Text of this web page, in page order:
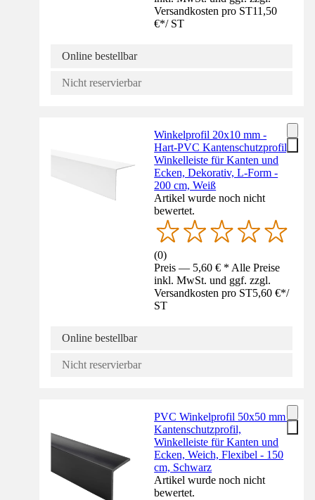
Versandkosten pro ST11,50
€*/ ST
Online bestellbar
Nicht reservierbar
Winkelprofil 20x10 mm -
Hart-PVC Kantenschutzprofil,
Winkelleiste für Kanten und
Ecken, Dekorativ, L-Form -
200 cm, Weiß
Artikel wurde noch nicht
bewertet.
(0)
Preis — 5,60 € * Alle Preise
inkl. MwSt. und ggf. zzgl.
Versandkosten pro ST5,60 €*/
ST
Online bestellbar
Nicht reservierbar
PVC Winkelprofil 50x50 mm -
Kantenschutzprofil,
Winkelleiste für Kanten und
Ecken, Weich, Flexibel - 150
cm, Schwarz
Artikel wurde noch nicht
bewertet.